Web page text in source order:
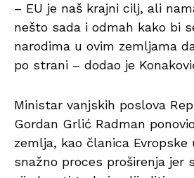
– EU je naš krajni cilj, ali
nešto sada i odmah kako bi
narodima u ovim zemljama
po strani – dodao je
Ministar vanjskih poslova
Gordan Grlić Radman
zemlja, kao članica Evropske
snažno proces proširenja jer